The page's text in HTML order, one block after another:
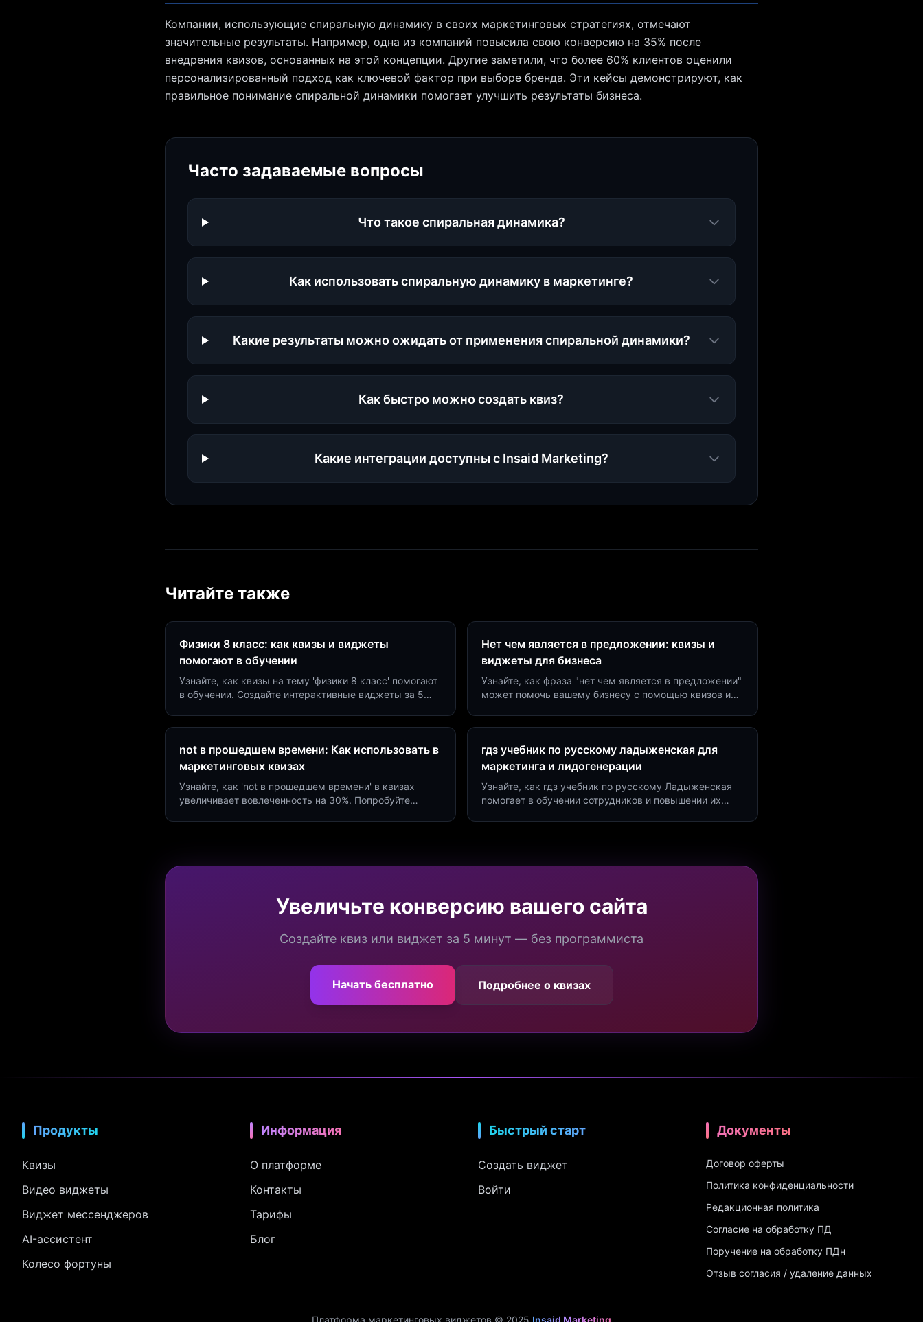
Компании, использующие спиральную динамику в своих маркетинговых стратегиях, отмечают
значительные результаты. Например, одна из компаний повысила свою конверсию на 35% после
внедрения квизов, основанных на этой концепции. Другие заметили, что более 60% клиентов оценили
персонализированный подход как ключевой фактор при выборе бренда. Эти кейсы демонстрируют, как
правильное понимание спиральной динамики помогает улучшить результаты бизнеса.
Часто задаваемые вопросы
Что такое спиральная динамика?
Как использовать спиральную динамику в маркетинге?
Какие результаты можно ожидать от применения спиральной динамики?
Как быстро можно создать квиз?
Какие интеграции доступны с Insaid Marketing?
Читайте также
Физики 8 класс: как квизы и виджеты
помогают в обучении
Узнайте, как квизы на тему 'физики 8 класс' помогают
в обучении. Создайте интерактивные виджеты за 5
Нет чем является в предложении: квизы и
виджеты для бизнеса
Узнайте, как фраза "нет чем является в предложении"
может помочь вашему бизнесу с помощью квизов и
not в прошедшем времени: Как использовать в
маркетинговых квизах
Узнайте, как 'not в прошедшем времени' в квизах
увеличивает вовлеченность на 30%. Попробуйте
гдз учебник по русскому ладыженская для
маркетинга и лидогенерации
Узнайте, как гдз учебник по русскому Ладыженская
помогает в обучении сотрудников и повышении их
Увеличьте конверсию вашего сайта
Создайте квиз или виджет за 5 минут — без программиста
Начать бесплатно Подробнее о квизах
Продукты
Квизы
Видео виджеты
Виджет мессенджеров
AI-ассистент
Колесо фортуны
Информация
О платформе
Контакты
Тарифы
Блог
Быстрый старт
Создать виджет
Войти
Документы
Договор оферты
Политика конфиденциальности
Редакционная политика
Согласие на обработку ПД
Поручение на обработку ПДн
Отзыв согласия / удаление данных
Платформа маркетинговых виджетов © 2025 Insaid Marketing